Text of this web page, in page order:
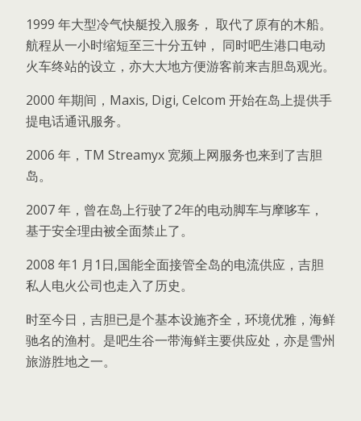
1999 年大型冷气快艇投入服务， 取代了原有的木船。
航程从一小时缩短至三十分五钟， 同时吧生港口电动
火车终站的设立，亦大大地方便游客前来吉胆岛观光。
2000 年期间，Maxis, Digi, Celcom 开始在岛上提供手
提电话通讯服务。
2006 年，TM Streamyx 宽频上网服务也来到了吉胆
岛。
2007 年，曾在岛上行驶了2年的电动脚车与摩哆车，
基于安全理由被全面禁止了。
2008 年1 月1日,国能全面接管全岛的电流供应，吉胆
私人电火公司也走入了历史。
时至今日，吉胆已是个基本设施齐全，环境优雅，海鲜
驰名的渔村。是吧生谷一带海鲜主要供应处，亦是雪州
旅游胜地之一。